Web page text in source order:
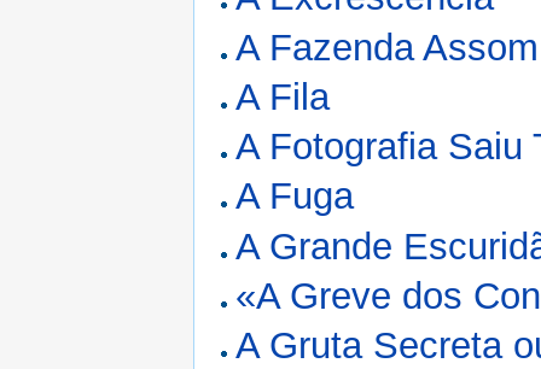
A Fazenda
A Fila
A Fotografia Saiu
A Fuga
A Grande
«A Greve dos
A Gruta Secreta